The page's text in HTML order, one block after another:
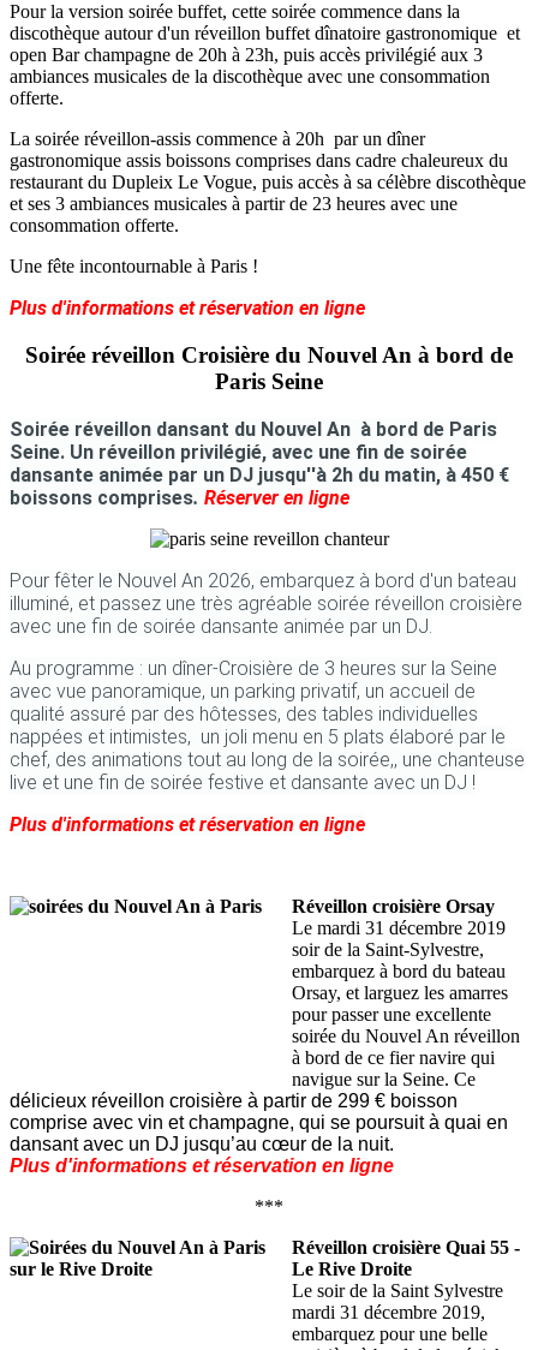
Pour la version soirée buffet, cette soirée commence dans la
discothèque autour d'un réveillon buffet dînatoire gastronomique et
open Bar champagne de 20h à 23h, puis accès privilégié aux 3
ambiances musicales de la discothèque avec une consommation
offerte.
La soirée réveillon-assis commence à 20h par un dîner
gastronomique assis boissons comprises dans cadre chaleureux du
restaurant du Dupleix Le Vogue, puis accès à sa célèbre discothèque
et ses 3 ambiances musicales à partir de 23 heures avec une
consommation offerte.
Une fête incontournable à Paris !
Plus d'informations et réservation en ligne
Soirée réveillon Croisière du Nouvel An à bord de
Paris Seine
Soirée réveillon dansant du Nouvel An à bord de Paris
Seine. Un réveillon privilégié, avec une fin de soirée
dansante animée par un DJ jusqu''à 2h du matin, à 450 €
boissons comprises. Réserver en ligne
Pour fêter le Nouvel An 2026, embarquez à bord d'un bateau
illuminé, et passez une très agréable soirée réveillon croisière
avec une fin de soirée dansante animée par un DJ.
Au programme : un dîner-Croisière de 3 heures sur la Seine
avec vue panoramique, un parking privatif, un accueil de
qualité assuré par des hôtesses, des tables individuelles
nappées et intimistes, un joli menu en 5 plats élaboré par le
chef, des animations tout au long de la soirée,, une chanteuse
live et une fin de soirée festive et dansante avec un DJ !
Plus d'informations et réservation en ligne
Réveillon croisière Orsay
Le mardi 31 décembre 2019
soir de la Saint-Sylvestre,
embarquez à bord du bateau
Orsay, et larguez les amarres
pour passer une excellente
soirée du Nouvel An réveillon
à bord de ce fier navire qui
navigue sur la Seine. Ce
délicieux réveillon croisière à partir de 299 € boisson
comprise avec vin et champagne, qui se poursuit à quai en
dansant avec un DJ jusqu’au cœur de la nuit.
Plus d'informations et réservation en ligne
***
Réveillon croisière Quai 55 -
Le Rive Droite
Le soir de la Saint Sylvestre
mardi 31 décembre 2019,
embarquez pour une belle